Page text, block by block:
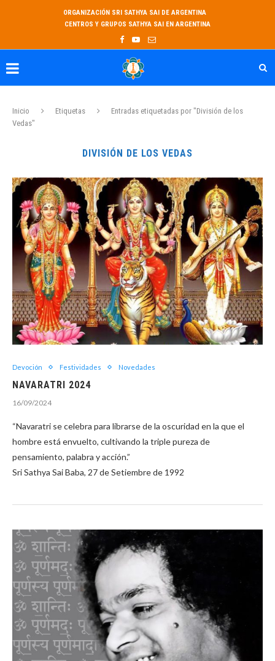
ORGANIZACIÓN SRI SATHYA SAI DE ARGENTINA
CENTROS Y GRUPOS SATHYA SAI EN ARGENTINA
Inicio Etiquetas
Entradas etiquetadas por "División de los
Vedas"
DIVISIÓN DE LOS VEDAS
Devoción Festividades Novedades
NAVARATRI 2024
16/09/2024
“Navaratri se celebra para librarse de la oscuridad en la que el
hombre está envuelto, cultivando la triple pureza de
pensamiento, palabra y acción.”
Sri Sathya Sai Baba, 27 de Setiembre de 1992